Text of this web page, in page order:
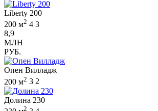
Liberty 200
200 м2 4 3
8,9
МЛН
РУБ.
Опен Вилладж
200 м2 3 2
Долина 230
2